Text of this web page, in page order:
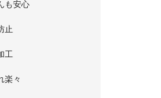
も安心
止
工
楽々